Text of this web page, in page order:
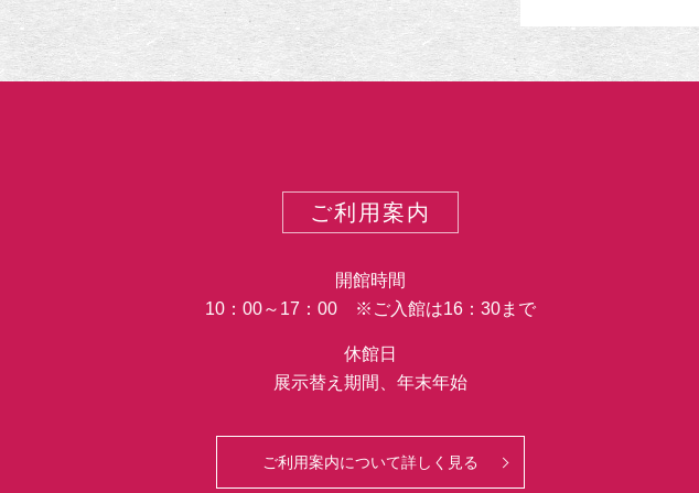
ー
ご利用案内
開館時間
10：00～17：00 ※ご入館は16：30まで
休館日
展示替え期間、年末年始
ご利用案内について詳しく見る